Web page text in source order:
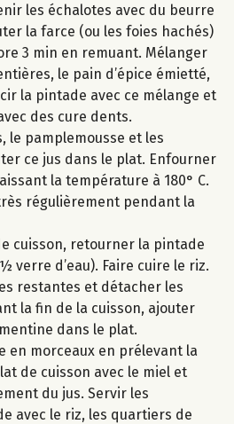
les échalotes avec du beurre
la farce (ou les foies hachés)
3 min en remuant. Mélanger
le pain d’épice émietté,
la pintade avec ce mélange et
des cure dents.
le pamplemousse et les
ce jus dans le plat. Enfourner
la température à 180° C.
régulièrement pendant la
cuisson, retourner la pintade
verre d’eau). Faire cuire le riz.
restantes et détacher les
la fin de la cuisson, ajouter
dans le plat.
en morceaux en prélevant la
de cuisson avec le miel et
du jus. Servir les
avec le riz, les quartiers de